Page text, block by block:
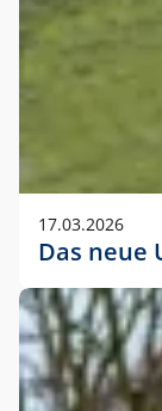
17.03.2026
Das neue